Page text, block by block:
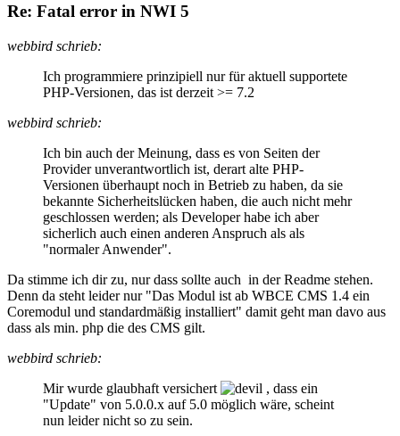
Re: Fatal error in NWI 5
webbird schrieb:
Ich programmiere prinzipiell nur für aktuell supportete
PHP-Versionen, das ist derzeit >= 7.2
webbird schrieb:
Ich bin auch der Meinung, dass es von Seiten der
Provider unverantwortlich ist, derart alte PHP-
Versionen überhaupt noch in Betrieb zu haben, da sie
bekannte Sicherheitslücken haben, die auch nicht mehr
geschlossen werden; als Developer habe ich aber
sicherlich auch einen anderen Anspruch als als
"normaler Anwender".
Da stimme ich dir zu, nur dass sollte auch in der Readme stehen.
Denn da steht leider nur "Das Modul ist ab WBCE CMS 1.4 ein
Coremodul und standardmäßig installiert" damit geht man davo aus
dass als min. php die des CMS gilt.
webbird schrieb:
Mir wurde glaubhaft versichert
, dass ein
"Update" von 5.0.0.x auf 5.0 möglich wäre, scheint
nun leider nicht so zu sein.